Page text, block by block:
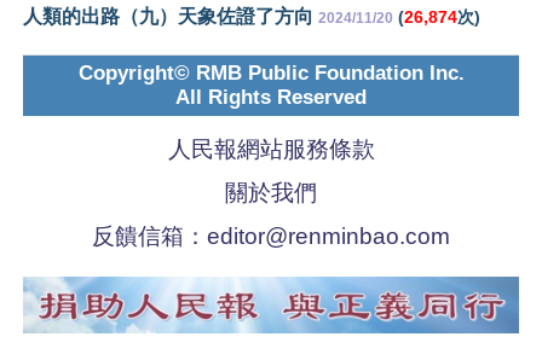
人類的出路（九）天象佐證了方向 2024/11/20 (26,874次)
Copyright© RMB Public Foundation Inc.
All Rights Reserved
人民報網站服務條款
關於我們
反饋信箱： editor@renminbao.com